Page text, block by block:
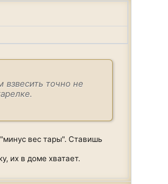
точно не
вес тары". Ставишь
их в доме хватает.